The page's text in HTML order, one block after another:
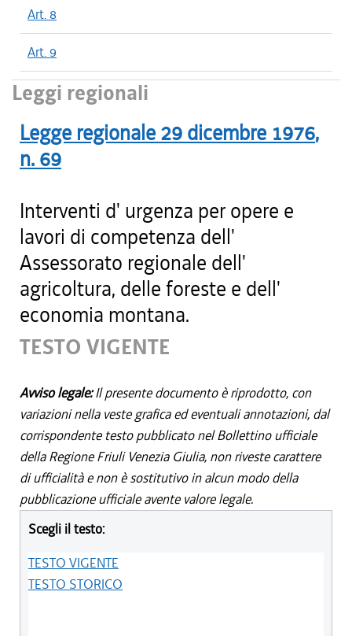
Art. 8
Art. 9
Leggi regionali
Legge regionale 29 dicembre 1976,
n. 69
Interventi d' urgenza per opere e
lavori di competenza dell'
Assessorato regionale dell'
agricoltura, delle foreste e dell'
economia montana.
TESTO VIGENTE
Avviso legale:Il presente documento è riprodotto, con
variazioni nella veste grafica ed eventuali annotazioni, dal
corrispondente testo pubblicato nel Bollettino ufficiale
della Regione Friuli Venezia Giulia, non riveste carattere
di ufficialità e non è sostitutivo in alcun modo della
pubblicazione ufficiale avente valore legale.
Scegli il testo:
TESTO VIGENTE
TESTO STORICO